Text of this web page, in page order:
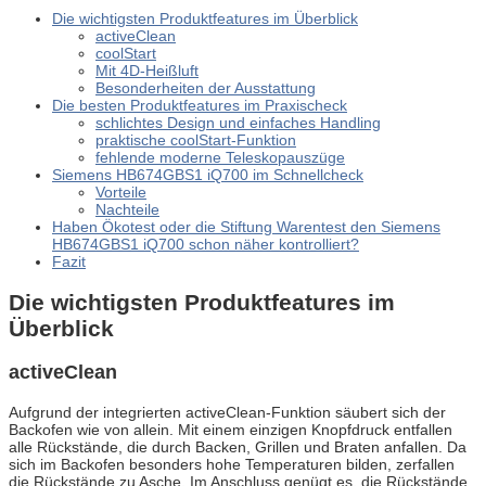
Die wichtigsten Produktfeatures im Überblick
activeClean
coolStart
Mit 4D-Heißluft
Besonderheiten der Ausstattung
Die besten Produktfeatures im Praxischeck
schlichtes Design und einfaches Handling
praktische coolStart-Funktion
fehlende moderne Teleskopauszüge
Siemens HB674GBS1 iQ700 im Schnellcheck
Vorteile
Nachteile
Haben Ökotest oder die Stiftung Warentest den Siemens
HB674GBS1 iQ700 schon näher kontrolliert?
Fazit
Die wichtigsten Produktfeatures im
Überblick
activeClean
Aufgrund der integrierten activeClean-Funktion säubert sich der
Backofen wie von allein. Mit einem einzigen Knopfdruck entfallen
alle Rückstände, die durch Backen, Grillen und Braten anfallen. Da
sich im Backofen besonders hohe Temperaturen bilden, zerfallen
die Rückstände zu Asche. Im Anschluss genügt es, die Rückstände